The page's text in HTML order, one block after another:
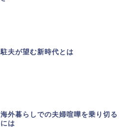
駐夫が望む新時代とは
海外暮らしでの夫婦喧嘩を乗り切る
には